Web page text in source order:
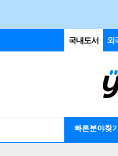
국내도서 외
빠른분야찾기